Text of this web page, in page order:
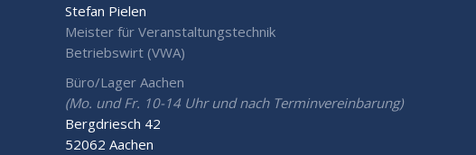
Stefan Pielen
Meister für Veranstaltungstechnik
Betriebswirt (VWA)
Büro/Lager Aachen
(Mo. und Fr. 10-14 Uhr und nach Terminvereinbarung)
Bergdriesch 42
52062 Aachen